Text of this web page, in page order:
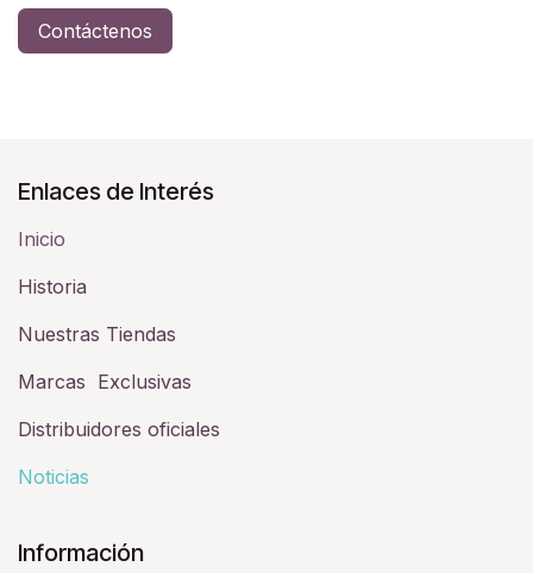
Contáctenos
Enlaces de Interés
Inicio
Historia​
Nuestras Tiendas
Marcas Exclusivas
Distribuidores oficiales
Noticias
Información